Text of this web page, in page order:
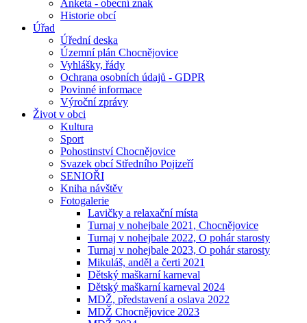
Anketa - obecní znak
Historie obcí
Úřad
Úřední deska
Územní plán Chocnějovice
Vyhlášky, řády
Ochrana osobních údajů - GDPR
Povinné informace
Výroční zprávy
Život v obci
Kultura
Sport
Pohostinství Chocnějovice
Svazek obcí Středního Pojizeří
SENIOŘI
Kniha návštěv
Fotogalerie
Lavičky a relaxační místa
Turnaj v nohejbale 2021, Chocnějovice
Turnaj v nohejbale 2022, O pohár starosty
Turnaj v nohejbale 2023, O pohár starosty
Mikuláš, anděl a čerti 2021
Dětský maškarní karneval
Dětský maškarní karneval 2024
MDŽ, představení a oslava 2022
MDŽ Chocnějovice 2023